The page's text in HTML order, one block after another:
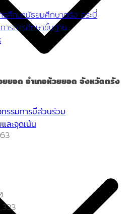
รรมการมีส่วนร่วม
ละจุดเน้น
รศึกษามัธยมศึกษาตรัง กระบี่
รการศึกษาขั้นฐาน
ยอด อำเภอห้วยยอด จังหวัดตรัง